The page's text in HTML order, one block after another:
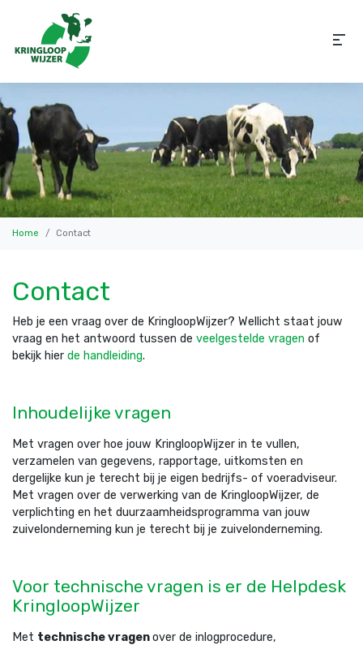
Home Contact
Contact
Heb je een vraag over de KringloopWijzer? Wellicht staat jouw
vraag en het antwoord tussen de veelgestelde vragen of
bekijk hier de handleiding.
Inhoudelijke vragen
Met vragen over hoe jouw KringloopWijzer in te vullen,
verzamelen van gegevens, rapportage, uitkomsten en
dergelijke kun je terecht bij je eigen bedrijfs- of voeradviseur.
Met vragen over de verwerking van de KringloopWijzer, de
verplichting en het duurzaamheidsprogramma van jouw
zuivelonderneming kun je terecht bij je zuivelonderneming.
Voor technische vragen is er de Helpdesk
KringloopWijzer
Met technische vragenover de inlogprocedure,